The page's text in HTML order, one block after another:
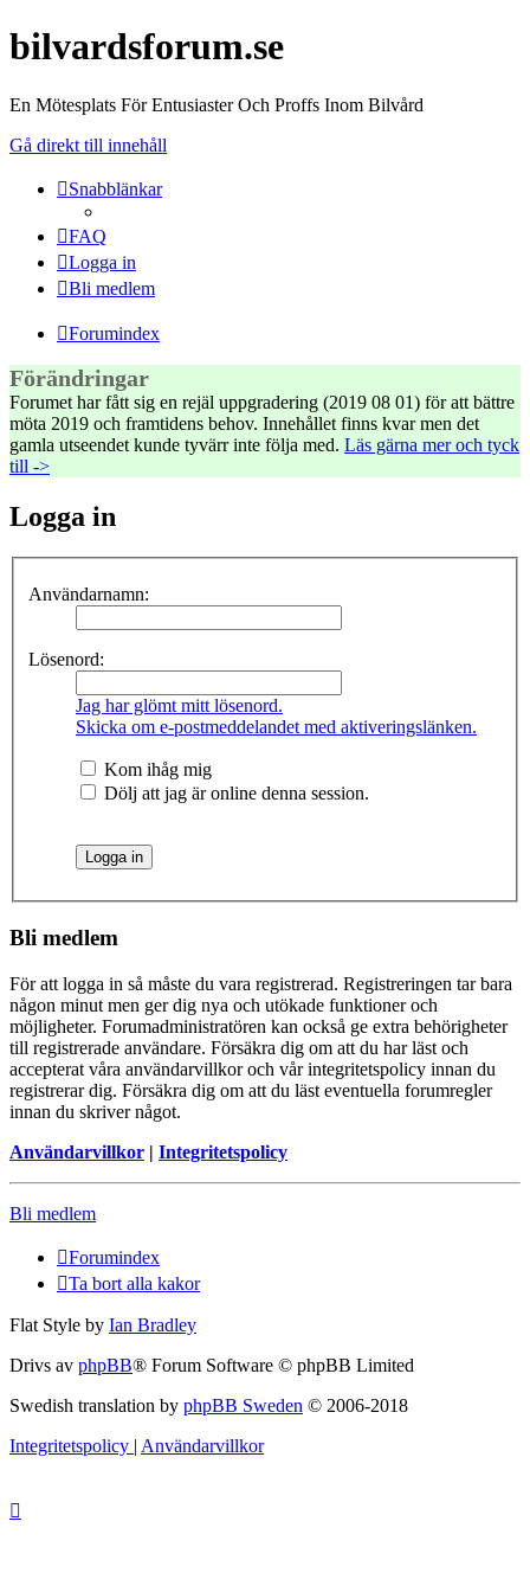
bilvardsforum.se
En Mötesplats För Entusiaster Och Proffs Inom Bilvård
Gå direkt till innehåll
Snabblänkar
FAQ
Logga in
Bli medlem
Forumindex
Förändringar
Forumet har fått sig en rejäl uppgradering (2019 08 01) för att bättre
möta 2019 och framtidens behov. Innehållet finns kvar men det
gamla utseendet kunde tyvärr inte följa med. Läs gärna mer och tyck
till ->
Logga in
Användarnamn:
Lösenord:
Jag har glömt mitt lösenord.
Skicka om e-postmeddelandet med aktiveringslänken.
Kom ihåg mig
Dölj att jag är online denna session.
Bli medlem
För att logga in så måste du vara registrerad. Registreringen tar bara
någon minut men ger dig nya och utökade funktioner och
möjligheter. Forumadministratören kan också ge extra behörigheter
till registrerade användare. Försäkra dig om att du har läst och
accepterat våra användarvillkor och vår integritetspolicy innan du
registrerar dig. Försäkra dig om att du läst eventuella forumregler
innan du skriver något.
Användarvillkor | Integritetspolicy
Bli medlem
Forumindex
Ta bort alla kakor
Flat Style by Ian Bradley
Drivs av phpBB® Forum Software © phpBB Limited
Swedish translation by phpBB Sweden © 2006-2018
Integritetspolicy | Användarvillkor